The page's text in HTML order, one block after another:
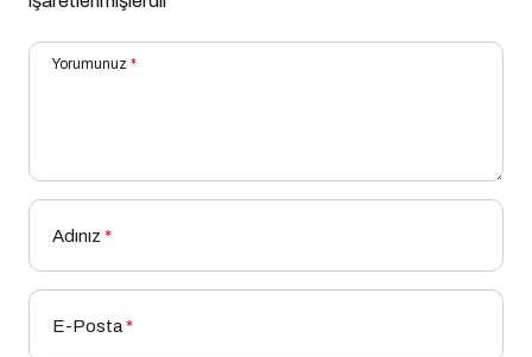
Yorumunuz *
Adınız *
E-Posta*